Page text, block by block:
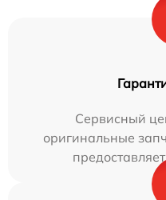
Сервисный
оригинальные